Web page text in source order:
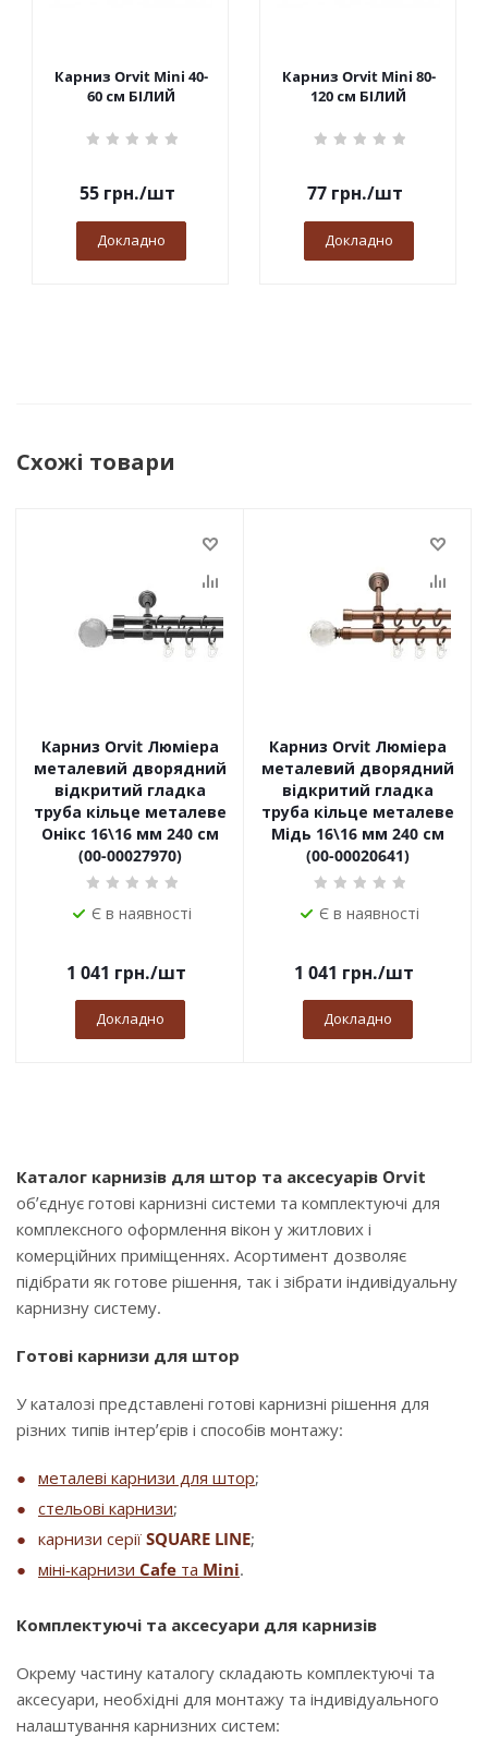
Карниз Orvit Mini 40-
60 см БІЛИЙ
55грн./шт
Докладно
Карниз Orvit Mini 80-
120 см БІЛИЙ
77грн./шт
Докладно
Схожі товари
Карниз Orvit Люміера
металевий дворядний
відкритий гладка
труба кільце металеве
Онікс 16\16 мм 240 см
(00-00027970)
Є в наявності
1 041 грн./шт
Докладно
Карниз Orvit Люміера
металевий дворядний
відкритий гладка
труба кільце металеве
Мідь 16\16 мм 240 см
(00-00020641)
Є в наявності
1 041 грн./шт
Докладно
Каталог карнизів для штор та аксесуарів Orvit
об’єднує готові карнизні системи та комплектуючі для
комплексного оформлення вікон у житлових і
комерційних приміщеннях. Асортимент дозволяє
підібрати як готове рішення, так і зібрати індивідуальну
карнизну систему.
Готові карнизи для штор
У каталозі представлені готові карнизні рішення для
різних типів інтер’єрів і способів монтажу:
металеві карнизи для штор;
стельові карнизи;
карнизи серії SQUARE LINE;
міні-карнизи Cafe та Mini.
Комплектуючі та аксесуари для карнизів
Окрему частину каталогу складають комплектуючі та
аксесуари, необхідні для монтажу та індивідуального
налаштування карнизних систем: